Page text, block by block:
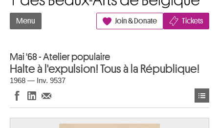
Menu Join & Donate Tickets
Mai '68 - Atelier populaire
Halte à l'expulsion! Tous à la République!
1968 — Inv. 9537